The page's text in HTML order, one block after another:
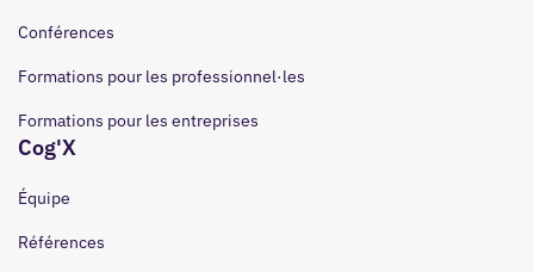
Conférences
Formations pour les professionnel·les
Formations pour les entreprises
Cog'X
Équipe
Références